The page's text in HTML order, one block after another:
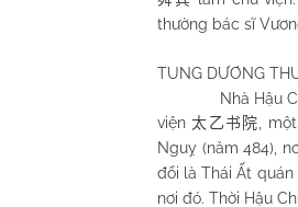
thường bác sĩ
TUNG DƯƠNG
Nhà Hậu Chu
viện太乙书院 ,
Nguỵ (năm 484),
đổi là Thái Ất quán
nơi đó. Thời Hậu